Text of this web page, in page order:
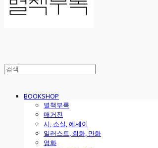
BOOKSHOP
별책부록
매거진
시, 소설, 에세이
일러스트, 회화, 만화
영화